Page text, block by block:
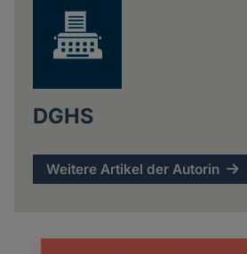
DGHS
Weitere Artikel der Autorin